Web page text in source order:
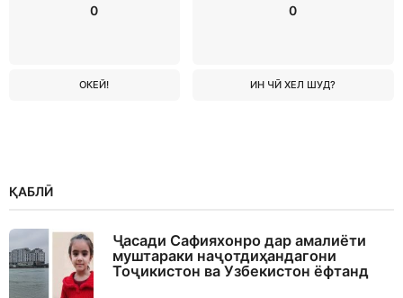
0
ОКЕЙ!
0
ИН ЧӢ ХЕЛ ШУД?
ҚАБЛӢ
Ҷасади Сафияхонро дар амалиёти
муштараки наҷотдиҳандагони
Тоҷикистон ва Узбекистон ёфтанд